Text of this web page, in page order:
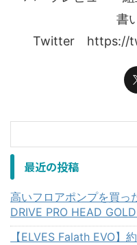
書
Twitter https://
最近の投稿
高いフロアポンプを買
DRIVE PRO HEAD GOLD
【ELVES Falath EVO】